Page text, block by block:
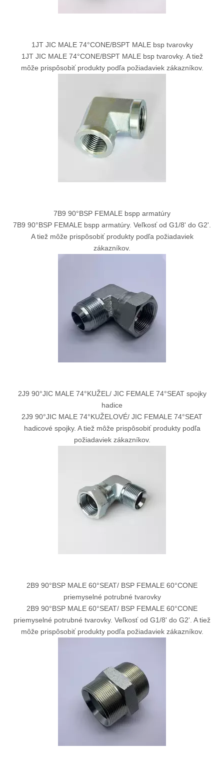
1JT JIC MALE 74°CONE/BSPT MALE bsp tvarovky
1JT JIC MALE 74°CONE/BSPT MALE bsp tvarovky. A tiež
môže prispôsobiť produkty podľa požiadaviek zákazníkov.
7B9 90°BSP FEMALE bspp armatúry
7B9 90°BSP FEMALE bspp armatúry. Veľkosť od G1/8' do G2'.
A tiež môže prispôsobiť produkty podľa požiadaviek
zákazníkov.
2J9 90°JIC MALE 74°KUŽEL/ JIC FEMALE 74°SEAT spojky
hadice
2J9 90°JIC MALE 74°KUŽELOVÉ/ JIC FEMALE 74°SEAT
hadicové spojky. A tiež môže prispôsobiť produkty podľa
požiadaviek zákazníkov.
2B9 90°BSP MALE 60°SEAT/ BSP FEMALE 60°CONE
priemyselné potrubné tvarovky
2B9 90°BSP MALE 60°SEAT/ BSP FEMALE 60°CONE
priemyselné potrubné tvarovky. Veľkosť od G1/8' do G2'. A tiež
môže prispôsobiť produkty podľa požiadaviek zákazníkov.